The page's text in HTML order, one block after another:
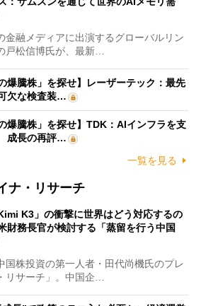
融メディアに出演するグローバルリン
戸松信博氏が、最新…
爆騰株」を探せ】レーザーテック：最先
欠な検査装…
爆騰株」を探せ】TDK：AIインフラを支
成長の再評…
一覧を見る
ナ・リサーチ
K3」の衝撃に世界はどう対応するの
務長官が検討する「蒸留を行う中国
株投資の第一人者・田代尚機氏のプレ
リサーチ」。中国企…